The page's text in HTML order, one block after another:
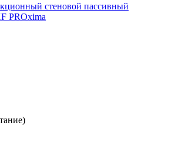
стеновой пассивный
PROxima